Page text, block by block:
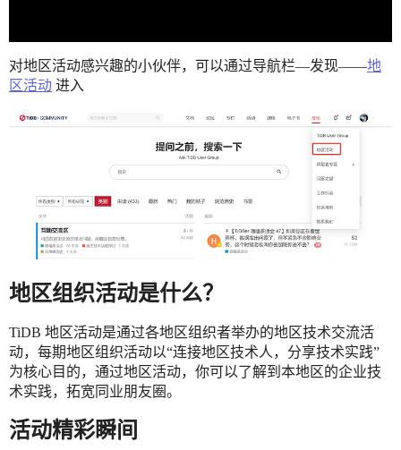
对地区活动感兴趣的小伙伴，可以通过导航栏—发现——地
区活动 进入
地区组织活动是什么？
TiDB 地区活动是通过各地区组织者举办的地区技术交流活
动，每期地区组织活动以“连接地区技术人，分享技术实践”
为核心目的，通过地区活动，你可以了解到本地区的企业技
术实践，拓宽同业朋友圈。
活动精彩瞬间